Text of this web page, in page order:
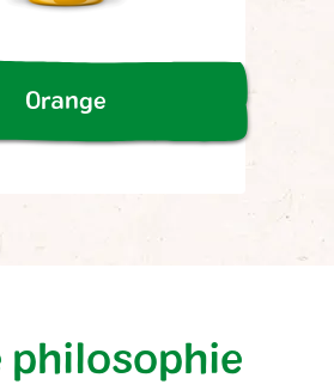
Orange
philosophie